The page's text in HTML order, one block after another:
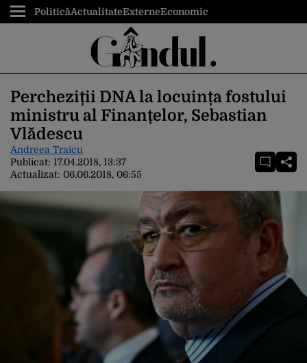
PoliticăActualitateExterneEconomic
Percheziții DNA la locuința fostului
ministru al Finanțelor, Sebastian
Vlădescu
Andreea Traicu
Publicat: 17.04.2018, 13:37
Actualizat: 06.06.2018, 06:55